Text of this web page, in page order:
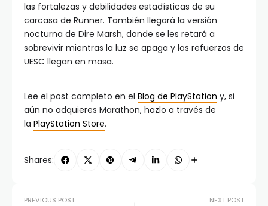
las fortalezas y debilidades estadísticas de su
carcasa de Runner. También llegará la versión
nocturna de Dire Marsh, donde se les retará a
sobrevivir mientras la luz se apaga y los refuerzos de
UESC llegan en masa.
Lee el post completo en el Blog de PlayStation y, si
aún no adquieres Marathon, hazlo a través de
la PlayStation Store.
Shares:
PREVIOUS POST NEXT POST